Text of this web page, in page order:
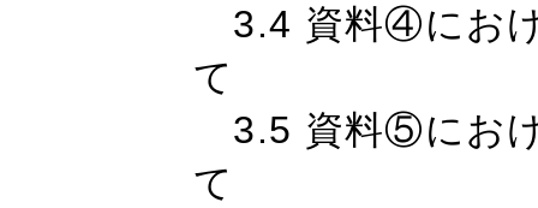
3.4 資料④にお
て
3.5 資料⑤にお
て